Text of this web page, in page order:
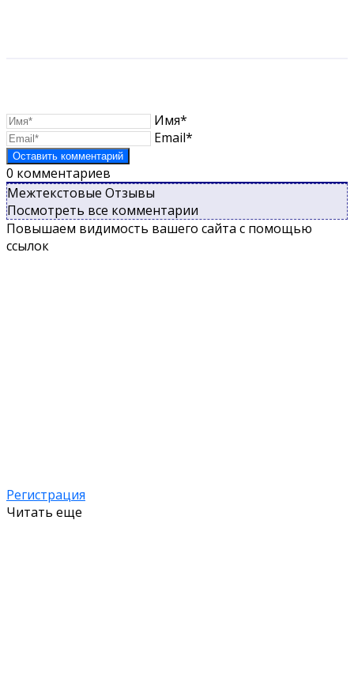
Имя*
Email*
0 комментариев
Межтекстовые Отзывы
Посмотреть все комментарии
Повышаем видимость вашего сайта с помощью
ссылок
Регистрация
Читать еще